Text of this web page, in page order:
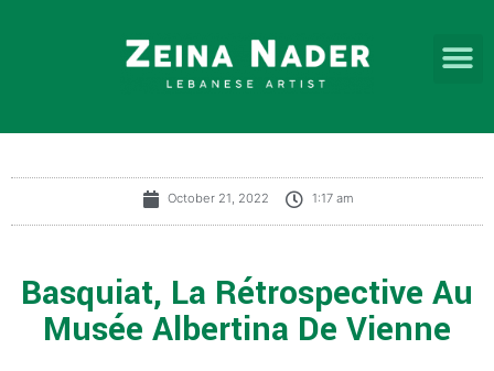
October 21, 2022 1:17 am
Basquiat, La Rétrospective Au
Musée Albertina De Vienne